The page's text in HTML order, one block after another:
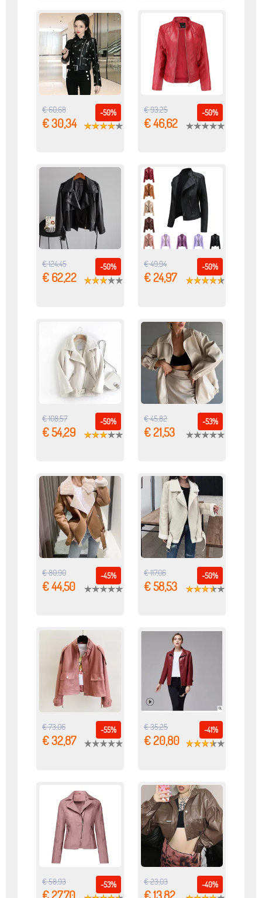
-50%
€ 60,68
€ 30,34
-50%
€ 93,25
€ 46,62
-50%
€ 124,45
€ 62,22
-50%
€ 49,94
€ 24,97
-50%
€ 108,57
€ 54,29
-53%
€ 45,82
€ 21,53
-45%
€ 80,90
€ 44,50
-50%
€ 117,06
€ 58,53
-55%
€ 73,06
€ 32,87
-41%
€ 35,25
€ 20,80
-53%
€ 58,93
€ 27,70
-40%
€ 23,03
€ 13,82